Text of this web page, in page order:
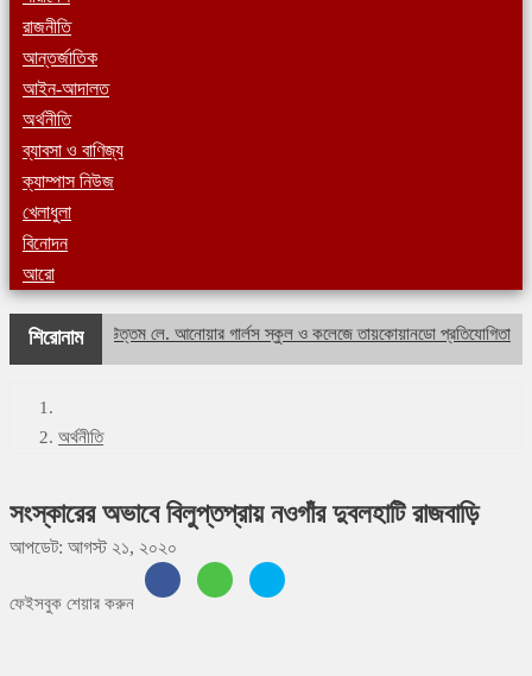
রাজনীতি
আন্তর্জাতিক
আইন-আদালত
অর্থনীতি
ব্যাবসা ও বাণিজ্য
ক্যাম্পাস নিউজ
খেলাধুলা
বিনোদন
আরো
শিরোনাম
শহীদ বীর উত্তম লে. আনোয়ার গার্লস স্কুল ও কলেজে তায়কোয়ানডো প্রতিযোগিতা
অর্থনীতি
সংস্কারের অভাবে বিলুপ্তপ্রায় নওগাঁর দুবলহাটি রাজবাড়ি
আপডেট: আগস্ট ২১, ২০২০
ফেইসবুক শেয়ার করুন